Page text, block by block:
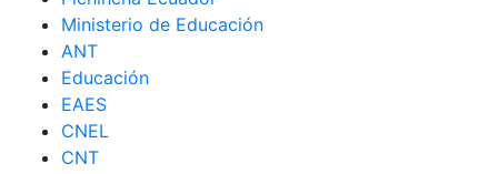
Ministerio de Educación
ANT
Educación
EAES
CNEL
CNT